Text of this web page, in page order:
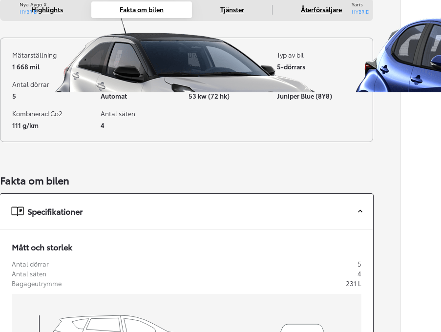
Nya Aygo X
HYBRID
Från 238 900 kr
Yaris
HYBRID
GR Yaris
Highlights Fakta om bilen Tjänster Återförsäljare
Mätarställning
1 668 mil
Registrerad
12-2023
Bränsle
Bensin
Typ av bil
5-dörrars
Antal dörrar
5
Växellåda
Automat
Effekt
53 kw (72 hk)
Färg
Juniper Blue (8Y8)
Kombinerad Co2
111 g/km
Antal säten
4
Fakta om bilen
Specifikationer
Mått och storlek
Antal dörrar
5
Antal säten
4
Bagageutrymme
231 L